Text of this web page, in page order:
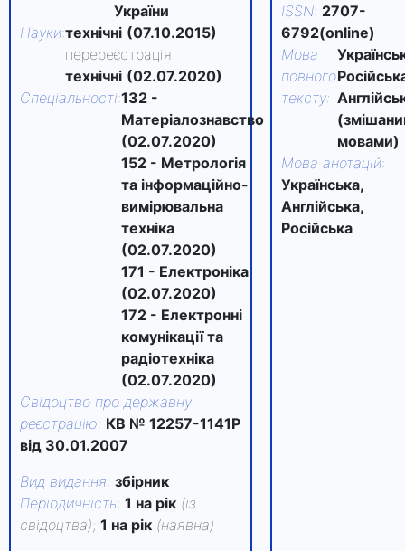
України
Науки:технічні (07.10.2015)
перереєстрація
технічні (02.07.2020)
Спеціальності:132 -
Матеріалознавство
(02.07.2020)
152 - Метрологія
та інформаційно-
вимірювальна
техніка
(02.07.2020)
171 - Електроніка
(02.07.2020)
172 - Електронні
комунікації та
радіотехніка
(02.07.2020)
Свідоцтво про державну
реєстрацію: КВ № 12257-1141Р
від 30.01.2007
Вид видання: збірник
Періодичність: 1 на рік (із
свідоцтва); 1 на рік (наявна)
ISSN: 2707-
6792(online)
Мова
повного
тексту:
мовами)
Мова анотацій:
Українська,
Англійська,
Російська